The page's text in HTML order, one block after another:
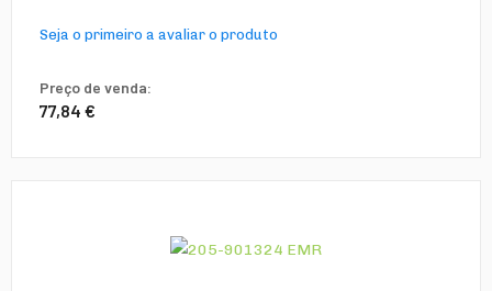
Seja o primeiro a avaliar o produto
Preço de venda:
77,84 €